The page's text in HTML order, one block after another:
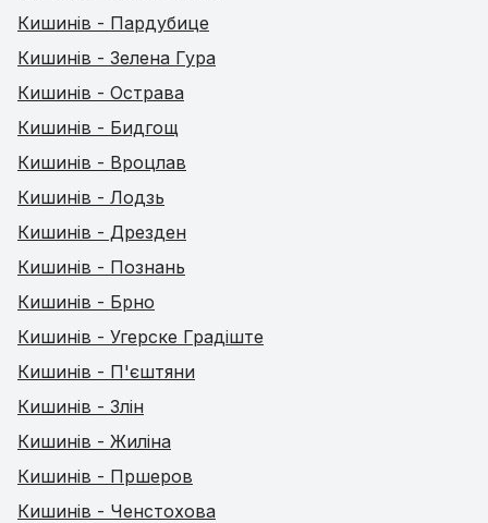
Кишинів - Пардубице
Кишинів - Зелена Гура
Кишинів - Острава
Кишинів - Бидгощ
Кишинів - Вроцлав
Кишинів - Лодзь
Кишинів - Дрезден
Кишинів - Познань
Кишинів - Брно
Кишинів - Угерске Градіште
Кишинів - П'єштяни
Кишинів - Злін
Кишинів - Жиліна
Кишинів - Пршеров
Кишинів - Ченстохова